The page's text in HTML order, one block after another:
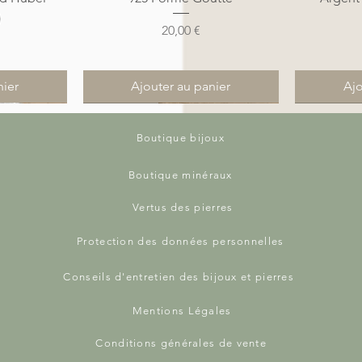
Prix
20,00 €
Ajouter au panier
Aperçu rapide
Nouveauté
Bracelet Homme Cuir Bicolore
Beige & Marron, Oeil de Tigre et
Nouveauté
Aperçu rapide
Nouveauté
Pendentif Larimar Goutte en Wire
Wrapping
Nouveauté
Boutique bijoux
Boutique minéraux
Vertus des pierres
Protection des données personnelles
Conseils d'entretien des bijoux et pierres
Mentions Légales
Conditions générales de vente